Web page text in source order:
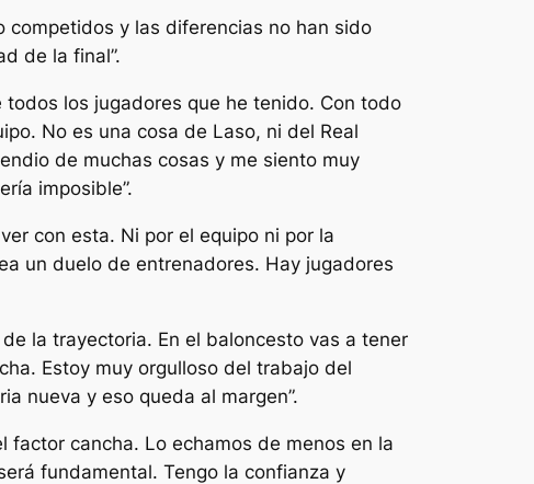
y las diferencias no han sido
de la final”.
los jugadores que he tenido. Con todo
No es una cosa de Laso, ni del Real
de muchas cosas y me siento muy
imposible”.
con esta. Ni por el equipo ni por la
un duelo de entrenadores. Hay jugadores
la trayectoria. En el baloncesto vas a tener
Estoy muy orgulloso del trabajo del
nueva y eso queda al margen”.
factor cancha. Lo echamos de menos en la
fundamental. Tengo la confianza y